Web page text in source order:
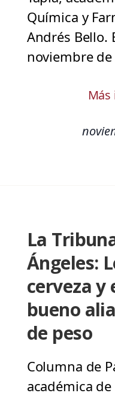
Química y
Andrés Bello.
noviembre de
La
Ángeles:
cerveza y
bueno
de peso
Columna de
académica